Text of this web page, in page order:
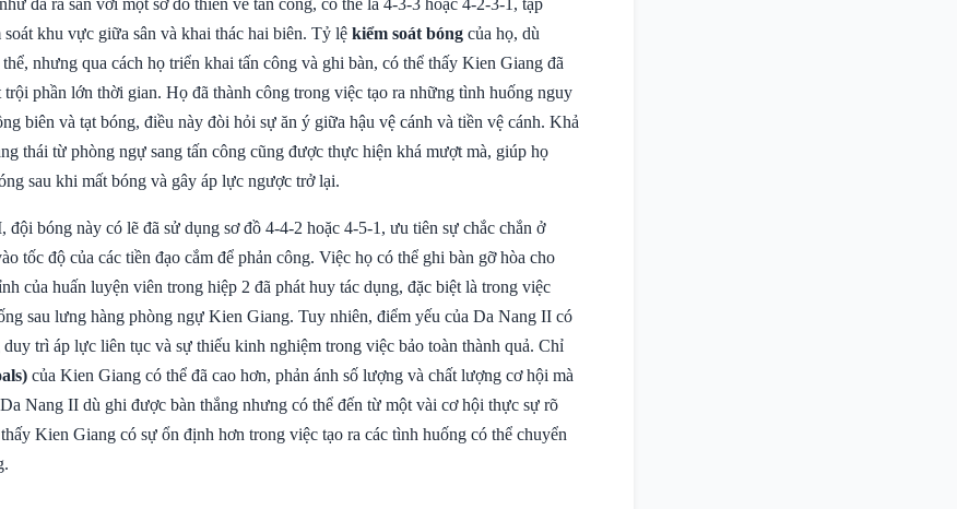
đã ra sân với một sơ đồ thiên về tấn công, có thể là 4-3-3 hoặc 4-2-3-1, tập
khu vực giữa sân và khai thác hai biên. Tỷ lệ kiểm soát bóng của họ, dù
nhưng qua cách họ triển khai tấn công và ghi bàn, có thể thấy Kien Giang đã
phần lớn thời gian. Họ đã thành công trong việc tạo ra những tình huống nguy
biên và tạt bóng, điều này đòi hỏi sự ăn ý giữa hậu vệ cánh và tiền vệ cánh. Khả
thái từ phòng ngự sang tấn công cũng được thực hiện khá mượt mà, giúp họ
sau khi mất bóng và gây áp lực ngược trở lại.
bóng này có lẽ đã sử dụng sơ đồ 4-4-2 hoặc 4-5-1, ưu tiên sự chắc chắn ở
tốc độ của các tiền đạo cắm để phản công. Việc họ có thể ghi bàn gỡ hòa cho
của huấn luyện viên trong hiệp 2 đã phát huy tác dụng, đặc biệt là trong việc
sau lưng hàng phòng ngự Kien Giang. Tuy nhiên, điểm yếu của Da Nang II có
duy trì áp lực liên tục và sự thiếu kinh nghiệm trong việc bảo toàn thành quả. Chỉ
của Kien Giang có thể đã cao hơn, phản ánh số lượng và chất lượng cơ hội mà
Nang II dù ghi được bàn thắng nhưng có thể đến từ một vài cơ hội thực sự rõ
Kien Giang có sự ổn định hơn trong việc tạo ra các tình huống có thể chuyển